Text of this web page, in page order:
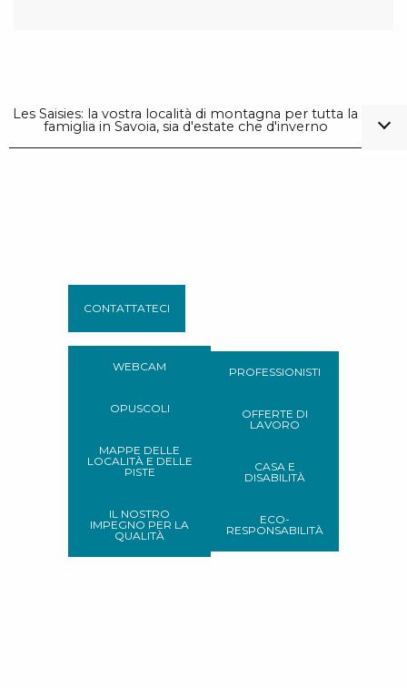
Les Saisies: la vostra località di montagna per tutta la
famiglia in Savoia, sia d'estate che d'inverno
CONTATTATECI
WEBCAM
OPUSCOLI
MAPPE DELLE
LOCALITÀ E DELLE
PISTE
IL NOSTRO
IMPEGNO PER LA
QUALITÀ
PROFESSIONISTI
OFFERTE DI
LAVORO
CASA E
DISABILITÀ
ECO-
RESPONSABILITÀ